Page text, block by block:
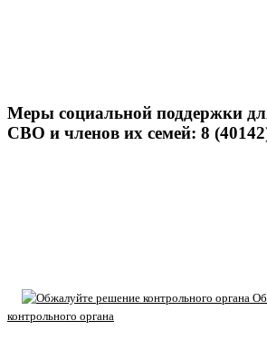
Меры социальной поддержки
СВО и членов их семей: 8
контрольного органа